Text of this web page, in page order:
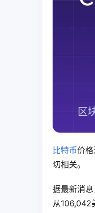
比特币价
切相关。
据最新消
从106,042